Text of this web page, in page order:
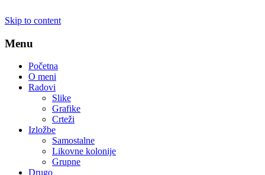
Skip to content
Menu
Početna
O meni
Radovi
Slike
Grafike
Crteži
Izložbe
Samostalne
Likovne kolonije
Grupne
Drugo